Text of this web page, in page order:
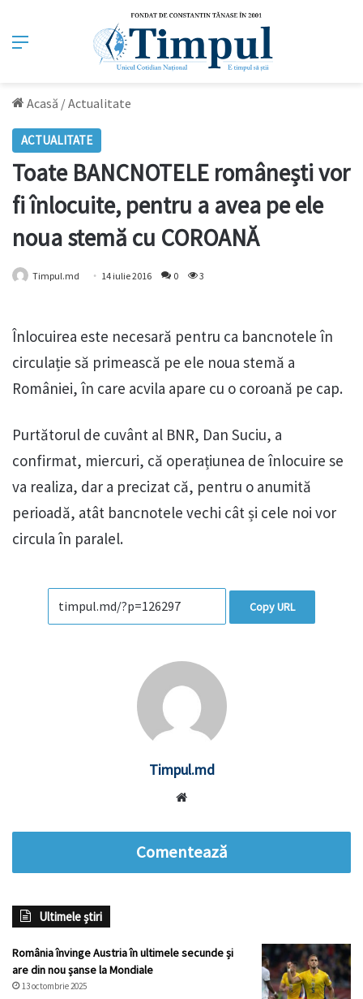
Meniu
Acasă /Actualitate
ACTUALITATE
Toate BANCNOTELE românești vor
fi înlocuite, pentru a avea pe ele
noua stemă cu COROANĂ
Timpul.md 14 iulie 2016 0 3
Înlocuirea este necesară pentru ca bancnotele în
circulație să primească pe ele noua stemă a
României, în care acvila apare cu o coroană pe cap.
Purtătorul de cuvânt al BNR, Dan Suciu, a
confirmat, miercuri, că operațiunea de înlocuire se
va realiza, dar a precizat că, pentru o anumită
perioadă, atât bancnotele vechi cât și cele noi vor
circula în paralel.
Copy URL
Timpul.md
Comentează
Ultimele știri
România învinge Austria în ultimele secunde și
are din nou șanse la Mondiale
13 octombrie 2025